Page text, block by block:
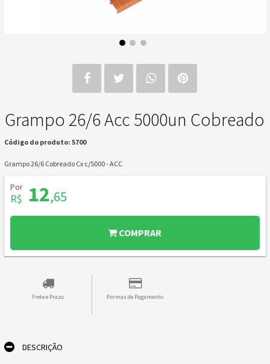
Grampo 26/6 Acc 5000un Cobreado
Código do produto: 5700
Grampo 26/6 Cobreado Cx c/5000 - ACC
Por
R$ 12,65
COMPRAR
Frete e Prazo Formas de Pagamento
DESCRIÇÃO